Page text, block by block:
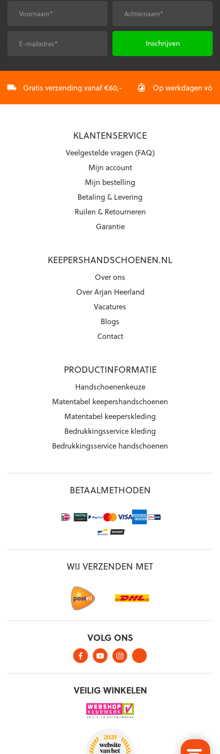
Voornaam* Achternaam*
Gratis verzending vanaf €60,- Op werkdagen
KLANTENSERVICE
Veelgestelde vragen (FAQ)
Mijn account
Mijn bestelling
Betaling & Levering
Ruilen & Retourneren
Garantie
KEEPERSHANDSCHOENEN.NL
Over ons
Over Arjan Heerland
Vacatures
Blogs
Contact
PRODUCTINFORMATIE
Handschoenenkeuze
Matentabel keepershandschoenen
Matentabel keeperskleding
Bedrukkingsservice kleding
Bedrukkingsservice handschoenen
BETAALMETHODEN
WIJ VERZENDEN MET